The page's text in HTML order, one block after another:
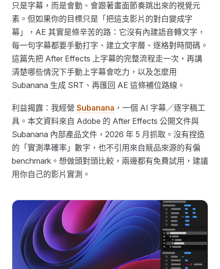
只是字幕，而是會動、會跟著畫面節奏跳出來的視覺元
素。但如果你的目標只是「把這支影片的對白變成字
幕」，AE 其實是條辛苦的路：它沒有內建語音轉文字，
每一句字幕都要手動打字、建立文字層、逐格對時間碼。
這篇先把 After Effects 上字幕的完整流程走一次，再講
清楚哪些情況下手動上字幕會吃力，以及怎麼用
Subanana 生成 SRT、再匯回 AE 這條補位路線。
利益揭露：我經營 Subanana ，一個 AI 字幕／逐字稿工
具。本文資料來自 Adobe 的 After Effects 公開文件與
Subanana 內部產品文件，2026 年 5 月抓取。沒有捏造
的「實測準確率」數字，也不引用來自競品來源的有偏
benchmark。想做頭對頭比較，兩邊都有免費試用，建議
用你自己的影片實測。